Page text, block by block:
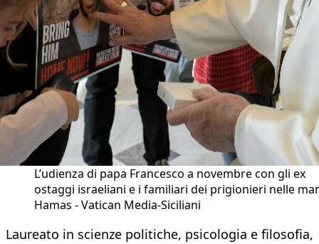
L’udienza di papa Francesco a novembre con gli ex
ostaggi israeliani e i familiari dei prigionieri nelle
Hamas - Vatican Media-Siciliani
Laureato in scienze politiche, psicologia e filosofia,